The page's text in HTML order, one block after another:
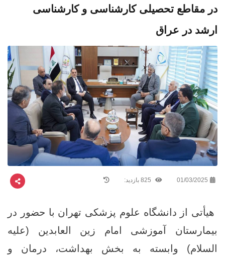
در مقاطع تحصیلی کارشناسی و کارشناسی
ارشد در عراق
01/03/2025
هیأتی از دانشگاه علوم پزشکی تهران با حضور در
بیمارستان آموزشی امام زین العابدین (علیه
السلام) وابسته به بخش بهداشت، درمان و